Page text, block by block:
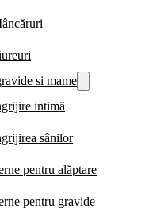
si mame
intimă
sânilor
pentru alăptare
pentru gravide